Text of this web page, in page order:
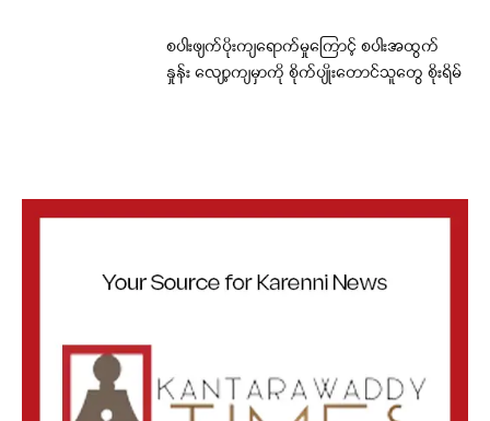
စပါးဖျက်ပိုးကျရောက်မှုကြောင့် စပါးအထွက်
နှုန်း လျော့ကျမှာကို စိုက်ပျိုးတောင်သူတွေ စိုးရိမ်